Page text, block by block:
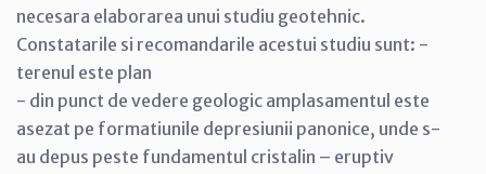
necesara elaborarea unui studiu geotehnic.
Constatarile si recomandarile acestui studiu sunt: -
terenul este plan
- din punct de vedere geologic amplasamentul este
asezat pe formatiunile depresiunii panonice, unde s-
au depus peste fundamentul cristalin – eruptiv